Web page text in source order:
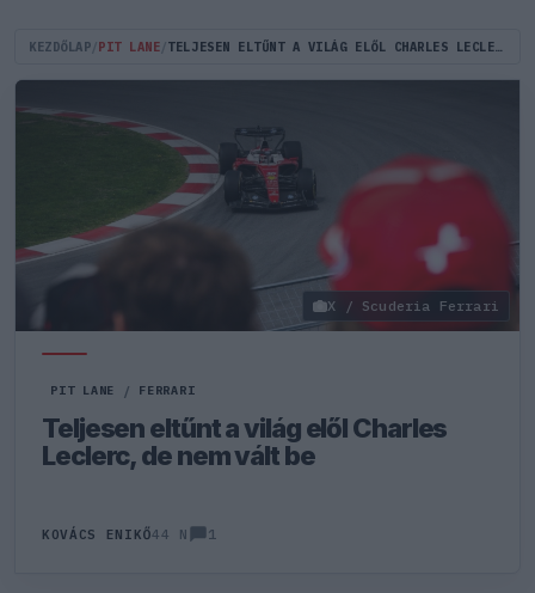
KEZDŐLAP PIT LANE TELJESEN ELTŰNT A VILÁG ELŐL CHARLES LECLERC, DE NEM VÁLT BE
X / Scuderia Ferrari
PIT LANE / FERRARI
Teljesen eltűnt a világ elől Charles
Leclerc, de nem vált be
KOVÁCS ENIKŐ44 N 1